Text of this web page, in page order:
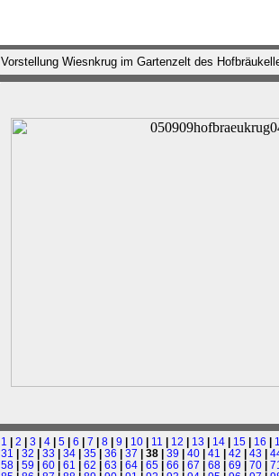
Vorstellung Wiesnkrug im Gartenzelt des
1 | 2 | 3 | 4| 5| 6 | 7 | 8| 9 | 10| 11 | 12 | 13 | 14| 15| 16 |
31 | 32 | 33 | 34| 35| 36 | 37 | 38 | 39 | 40| 41 | 42 | 43 |
58| 59 | 60| 61 | 62 | 63 | 64| 65| 66 | 67 | 68| 69 | 70|